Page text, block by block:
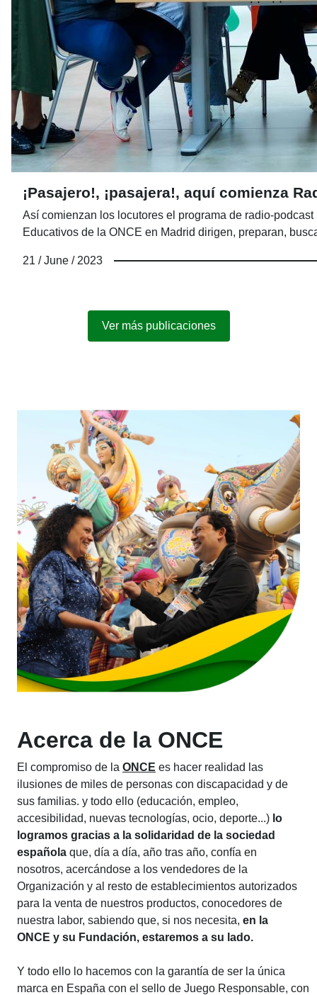
¡Pasajero!, ¡pasajera!, aquí comienza
Así comienzan los locutores el programa de radio-
Educativos de la ONCE en Madrid dirigen, preparan,
21 / June / 2023
Ver más publicaciones
Acerca de la ONCE
El compromiso de la ONCE es hacer realidad las
ilusiones de miles de personas con discapacidad y de
sus familias. y todo ello (educación, empleo,
accesibilidad, nuevas tecnologías, ocio, deporte...) lo
logramos gracias a la solidaridad de la sociedad
española que, día a día, año tras año, confía en
nosotros, acercándose a los vendedores de la
Organización y al resto de establecimientos autorizados
para la venta de nuestros productos, conocedores de
nuestra labor, sabiendo que, si nos necesita, en la
ONCE y su Fundación, estaremos a su lado.
Y todo ello lo hacemos con la garantía de ser la única
marca en España con el sello de Juego Responsable, con